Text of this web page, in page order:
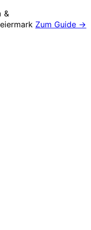
&
Zum Guide →